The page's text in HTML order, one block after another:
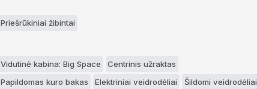
Priešrūkiniai žibintai
Vidutinė kabina: Big Space
Centrinis užraktas
Papildomas kuro bakas
Elektriniai veidrodėliai Šildomi veidrodėliai